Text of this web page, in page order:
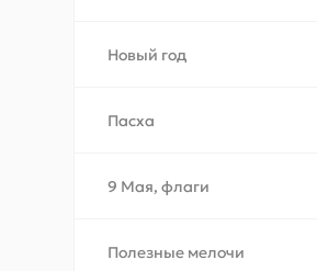
Новый год
Пасха
9 Мая, флаги
Полезные мелочи